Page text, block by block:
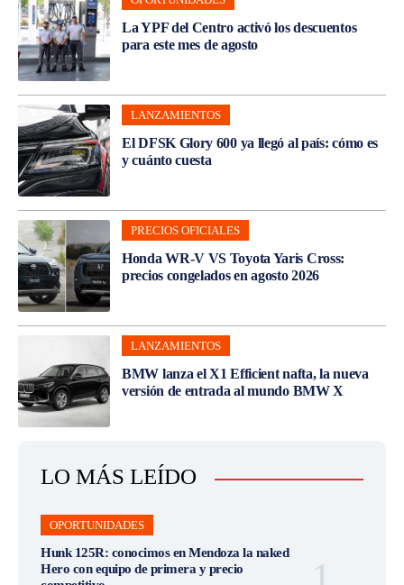
La YPF del Centro activó los descuentos
para este mes de agosto
LANZAMIENTOS
El DFSK Glory 600 ya llegó al país: cómo es
y cuánto cuesta
PRECIOS OFICIALES
Honda WR-V VS Toyota Yaris Cross:
precios congelados en agosto 2026
LANZAMIENTOS
BMW lanza el X1 Efficient nafta, la nueva
versión de entrada al mundo BMW X
LO MÁS LEÍDO
OPORTUNIDADES
Hunk 125R: conocimos en Mendoza la naked
Hero con equipo de primera y precio